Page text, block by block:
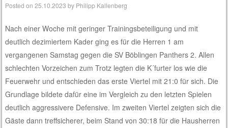
Posted on25.10.2023 by Philipp Kallenberg
Nach einer Woche mit geringer Trainingsbeteiligung und mit
deutlich dezimiertem Kader ging es für die Herren 1 am
vergangenen Samstag gegen die SV Böblingen Panthers 2. Allen
schlechten Vorzeichen zum Trotz legten die K´furter los wie die
Feuerwehr und entschieden das erste Viertel mit 21:0 für sich. Die
Grundlage bildete dafür eine im Vergleich zu den letzten Spielen
deutlich aggressivere Defensive. Im zweiten Viertel zeigten sich die
Gäste dann treffsicherer, beim Stand von 30:18 für die Hausherren